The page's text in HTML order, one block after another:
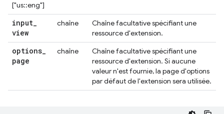
["us::eng"]
input_
view
chaîne
Chaîne facultative spécifiant une
ressource d'extension.
options_
page
chaîne
Chaîne facultative spécifiant une
ressource d'extension. Si aucune
valeur n'est fournie, la page d'options
par défaut de l'extension sera utilisée.